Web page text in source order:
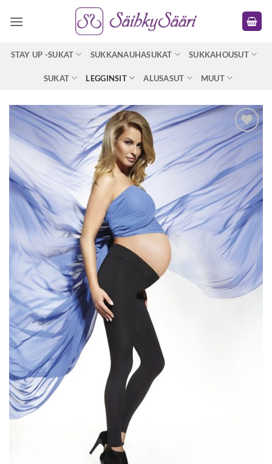
STAY UP -SUKAT SUKKANAUHASUKAT SUKKAHOUSUT
SUKAT LEGGINSIT ALUSASUT MUUT
Lisää
toivelistaan